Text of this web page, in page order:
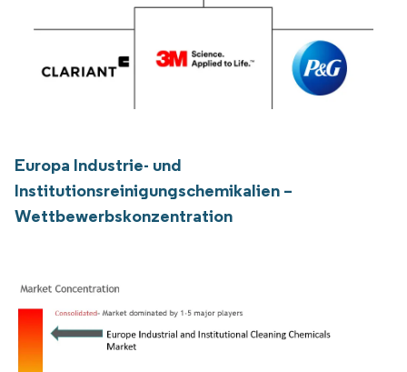
Europa Industrie- und
Institutionsreinigungschemikalien –
Wettbewerbskonzentration